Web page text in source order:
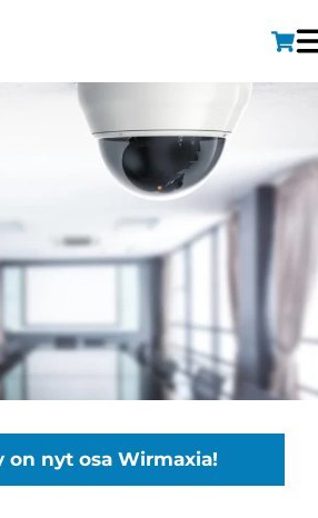
on nyt osa Wirmaxia!